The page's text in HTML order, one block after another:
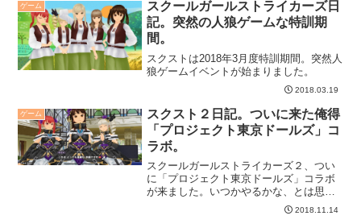
ゲーム
スクールガールストライカーズ日
記。突然の人狼ゲームな特訓期
間。
スクストは2018年3月度特訓期間。突然人
狼ゲームイベントが始まりました。
2018.03.19
ゲーム
スクスト２日記。ついに来た俺得
「プロジェクト東京ドールズ」コ
ラボ。
スクールガールストライカーズ２、つい
に「プロジェクト東京ドールズ」コラボ
が来ました。いつかやるかな、とは思っ
ていたのですが、なんという俺得企画、
って感じで盛り上がっています。
2018.11.14